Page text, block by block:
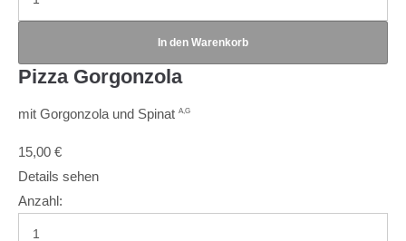
Pizza Gorgonzola
mit Gorgonzola und Spinat A,G
15,00 €
Details sehen
Anzahl: